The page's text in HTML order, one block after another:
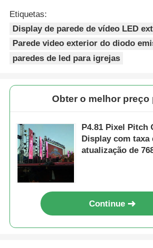
Etiquetas:
Display de parede de vídeo LED
Parede video exterior do diodo
paredes de led para igrejas
Obter o melhor preço
P4.81 Pixel Pitch
Display com taxa
atualização de
Continue